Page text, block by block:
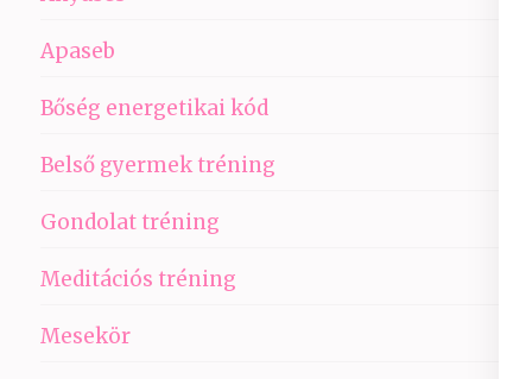
Apaseb
Bőség energetikai kód
Belső gyermek tréning
Gondolat tréning
Meditációs tréning
Mesekör